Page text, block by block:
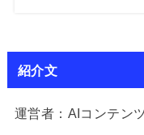
紹介文
運営者：AIコンテン